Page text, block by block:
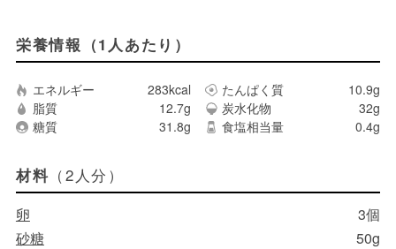
栄養情報（1人あたり）
エネルギー 283kcal たんぱく質
10.9g
脂質
12.7g 炭水化物
32g
糖質
31.8g 食塩相当量 0.4g
材料 （2人分）
卵
3個
砂糖
50g